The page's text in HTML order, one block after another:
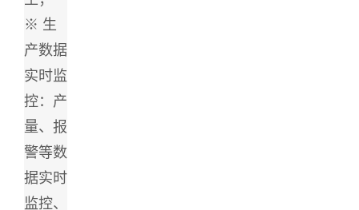
※ 生
产数据
实时监
控：产
量、报
警等数
据实时
监控、